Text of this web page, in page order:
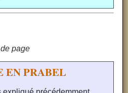
page
EN PRABEL